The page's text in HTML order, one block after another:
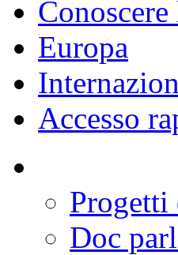
Europa
Accesso
Progetti
Doc